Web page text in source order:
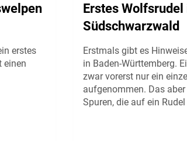
erstes
einen
Erstes Wolfsrudel
Südschwarzwald
Erstmals gibt es
in Baden-Württemberg.
zwar vorerst nur ein
aufgenommen. Das
Spuren, die auf ein